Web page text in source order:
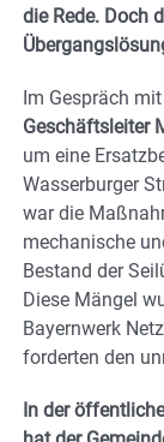
die Rede. Doch
Im Gespräch
Geschäftsleiter
um eine
Wasserburger
war die
mechanische
Bestand der
Diese Mängel
Bayernwerk
forderten den
In der